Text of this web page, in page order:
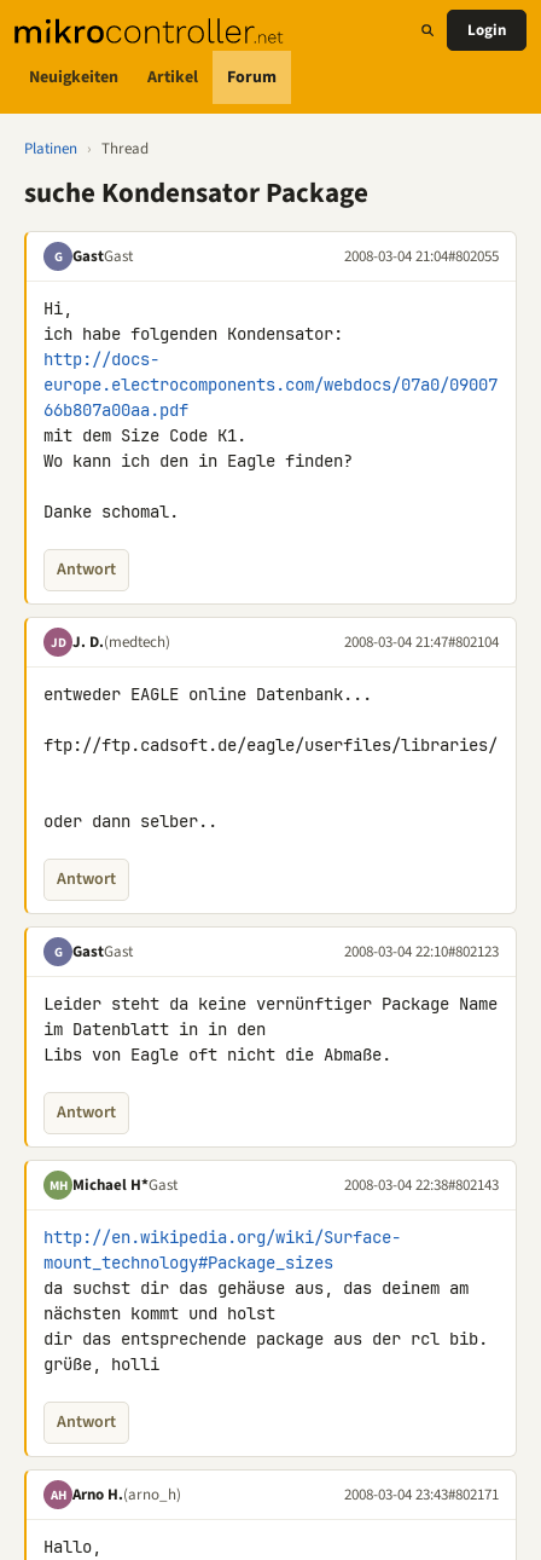
Neuigkeiten Artikel Forum
Login
Platinen › Thread
suche Kondensator Package
G GastGast 2008-03-04 21:04#802055
Hi,
http://docs-
europe.electrocomponents.com/webdocs/07a0/09007
66b807a00aa.pdf
mit dem Size Code K1.
Wo kann ich den in Eagle finden?
Danke schomal.
Antwort
JD J. D.(medtech) 2008-03-04 21:47#802104
entweder EAGLE online Datenbank...
ftp://ftp.cadsoft.de/eagle/userfiles/libraries/
oder dann selber..
Antwort
G GastGast 2008-03-04 22:10#802123
Leider steht da keine vernünftiger Package Name
im Datenblatt in in den
Libs von Eagle oft nicht die Abmaße.
Antwort
MH Michael H*Gast 2008-03-04 22:38#802143
http://en.wikipedia.org/wiki/Surface-
mount_technology#Package_sizes
da suchst dir das gehäuse aus, das deinem am
nächsten kommt und holst
dir das entsprechende package aus der rcl bib.
grüße, holli
Antwort
AH Arno H.(arno_h) 2008-03-04 23:43#802171
Hallo,